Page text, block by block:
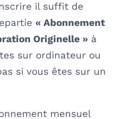
il suffit de
« Abonnement
Originelle »à
sur ordinateur ou
si vous êtes sur un
mensuel